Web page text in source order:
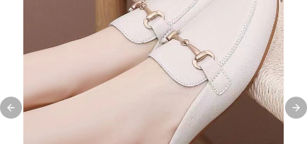
Previous slide